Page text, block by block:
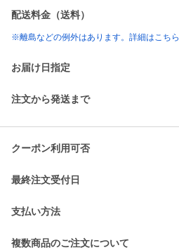
配送料金（送料）
※離島などの例外はあります。詳細はこちら
お届け日指定
注文から発送まで
クーポン利用可否
最終注文受付日
支払い方法
複数商品のご注文について